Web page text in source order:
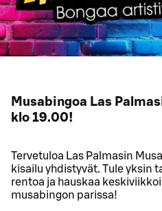
Musabingoa Las
klo 19.00!
Tervetuloa Las Palmasin
kisailu yhdistyvät. Tule yksin
rentoa ja hauskaa
musabingon parissa!